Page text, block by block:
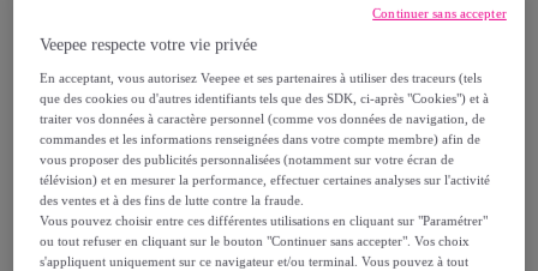
Modèle : Ecouteurs - BE MIX - Kit Mains-
libres - Type-C - Blanc
17,09 €
17, 99 €
-5%
dontéco-part.: 0,03 €
Veepee respecte votre vie privée
En acceptant, vous autorisez Veepee et ses partenaires à utiliser des traceurs (tels
que des cookies ou d'autres identifiants tels que des SDK, ci-après "Cookies") et à
traiter vos données à caractère personnel (comme vos données de navigation, de
commandes et les informations renseignées dans votre compte membre) afin de
vous proposer des publicités personnalisées (notamment sur votre écran de
télévision) et en mesurer la performance, effectuer certaines analyses sur l'activité
des ventes et à des fins de lutte contre la fraude.
Vous pouvez choisir entre ces différentes utilisations en cliquant sur "Paramétrer"
ou tout refuser en cliquant sur le bouton "Continuer sans accepter". Vos choix
s'appliquent uniquement sur ce navigateur et/ou terminal. Vous pouvez à tout
Continuer sans accepter